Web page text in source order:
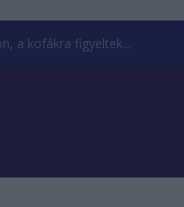
a kofákra figyeltek...